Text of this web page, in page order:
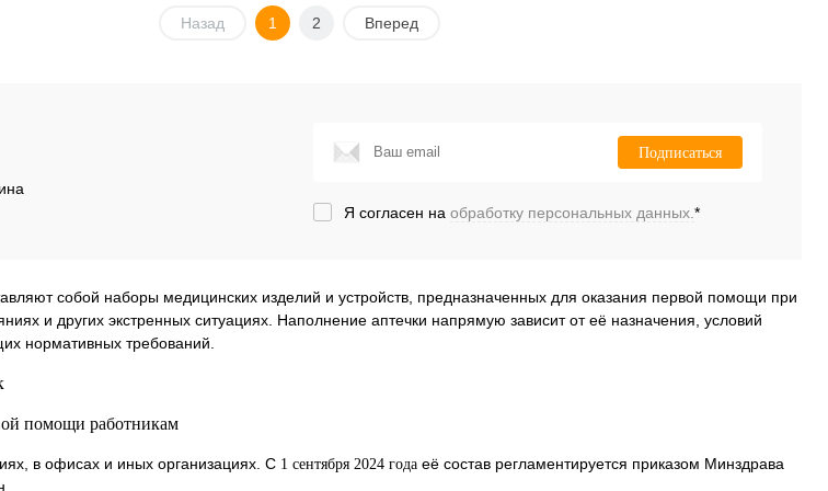
В корзину
В
В
Назад 1 2 Вперед
Подписаться
Я согласен на обработку персональных данных. *
собой наборы медицинских изделий и устройств, предназначенных для оказания первой помощи при
и других экстренных ситуациях. Наполнение аптечки напрямую зависит от её назначения, условий
нормативных требований.
помощи работникам
в офисах и иных организациях. С 1 сентября 2024 года её состав регламентируется приказом Минздрава